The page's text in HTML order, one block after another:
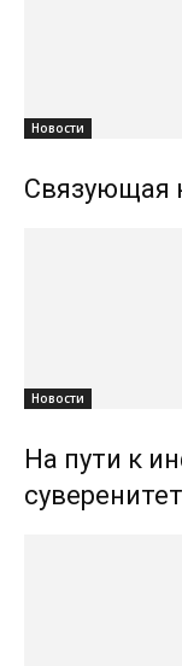
Новости
Связующая
Новости
На пути к